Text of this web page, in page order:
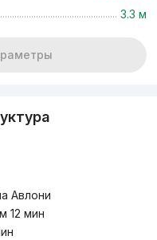
3.3 м
Авлони
12 мин